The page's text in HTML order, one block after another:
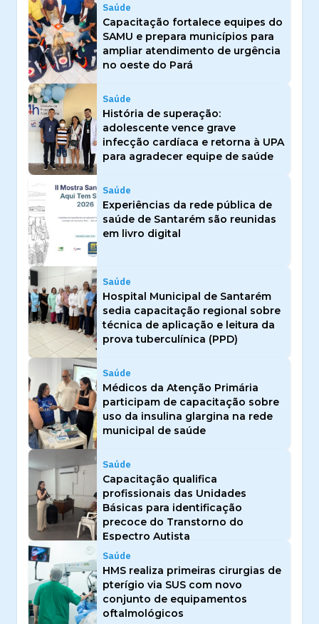
Saúde
Capacitação fortalece equipes do
SAMU e prepara municípios para
ampliar atendimento de urgência
no oeste do Pará
Saúde
História de superação:
adolescente vence grave
infecção cardíaca e retorna à UPA
para agradecer equipe de saúde
Saúde
Experiências da rede pública de
saúde de Santarém são reunidas
em livro digital
Saúde
Hospital Municipal de Santarém
sedia capacitação regional sobre
técnica de aplicação e leitura da
prova tuberculínica (PPD)
Saúde
Médicos da Atenção Primária
participam de capacitação sobre
uso da insulina glargina na rede
municipal de saúde
Saúde
Capacitação qualifica
profissionais das Unidades
Básicas para identificação
precoce do Transtorno do
Espectro Autista
Saúde
HMS realiza primeiras cirurgias de
pterígio via SUS com novo
conjunto de equipamentos
oftalmológicos